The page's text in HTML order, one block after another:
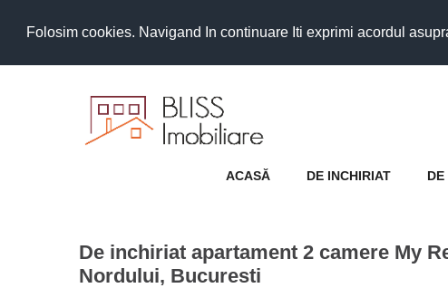
Folosim cookies. Navigand In continuare Iti exprimi acordul
ACASĂ DE INCHIRIAT DE
De inchiriat apartament 2 camere My
Nordului, Bucuresti